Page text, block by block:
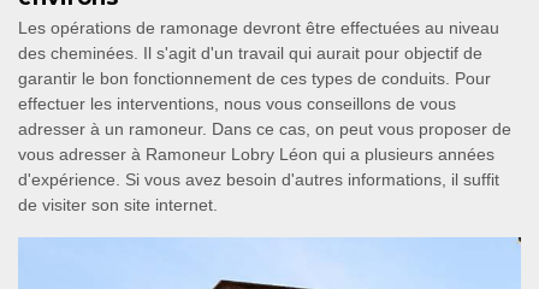
Les opérations de ramonage devront être effectuées au niveau
des cheminées. Il s'agit d'un travail qui aurait pour objectif de
garantir le bon fonctionnement de ces types de conduits. Pour
effectuer les interventions, nous vous conseillons de vous
adresser à un ramoneur. Dans ce cas, on peut vous proposer de
vous adresser à Ramoneur Lobry Léon qui a plusieurs années
d'expérience. Si vous avez besoin d'autres informations, il suffit
de visiter son site internet.